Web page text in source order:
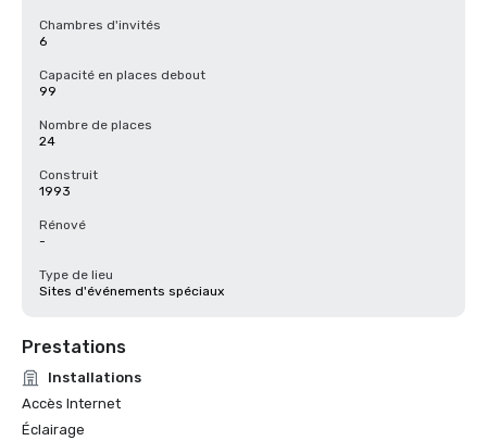
Chambres d'invités
6
Capacité en places debout
99
Nombre de places
24
Construit
1993
Rénové
-
Type de lieu
Sites d'événements spéciaux
Prestations
Installations
Accès Internet
Éclairage